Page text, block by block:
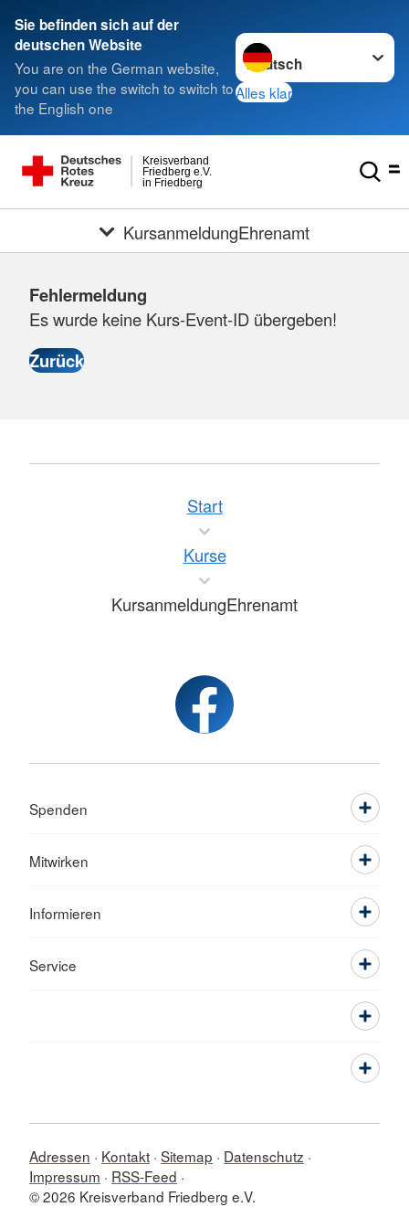
Sie befinden sich auf der
deutschen Website
You are on the German website,
you can use the switch to switch to
the English one
Sprache wechseln zu
Alles klar
in Friedberg
Friedberg e.V.
Kreisverband
KursanmeldungEhrenamt
Fehlermeldung
Es wurde keine Kurs-Event-ID übergeben!
Start
Kurse
KursanmeldungEhrenamt
Spenden
Mitwirken
Informieren
Service
Adressen Kontakt Sitemap
Datenschutz
Impressum
RSS-Feed
© 2026 Kreisverband Friedberg e.V.